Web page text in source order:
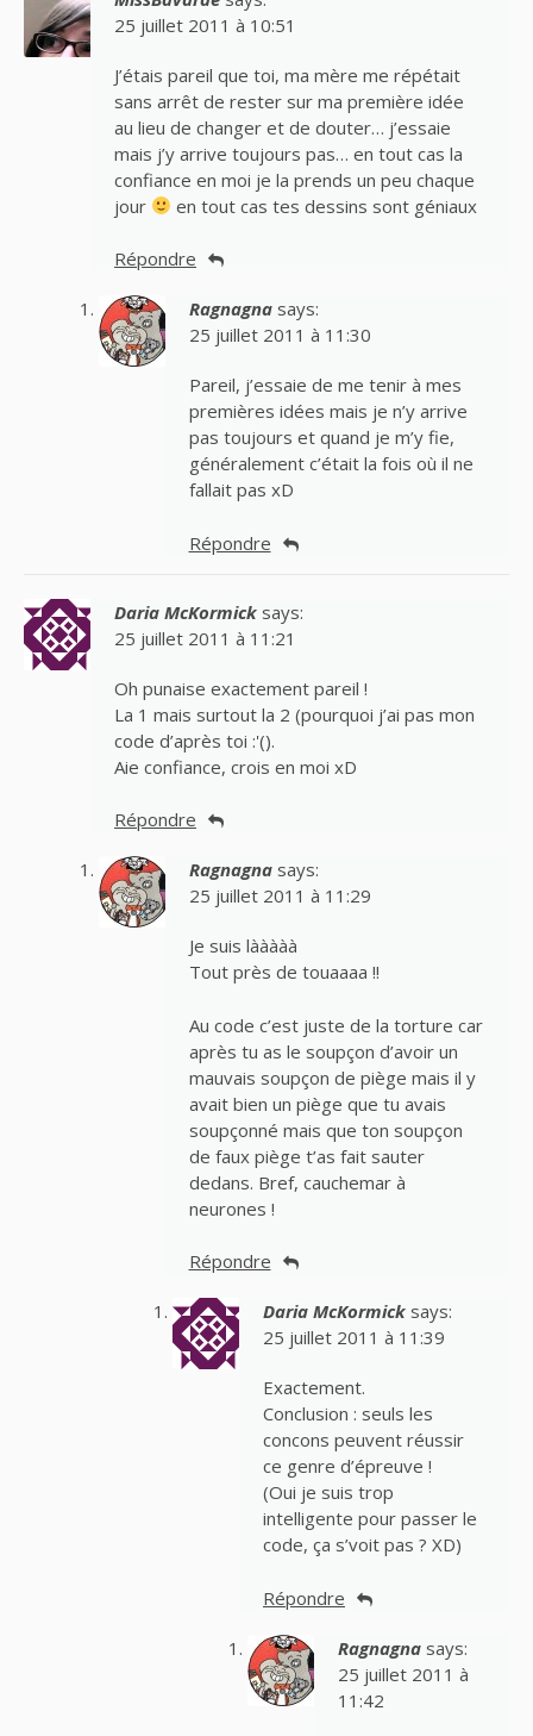
25 juillet 2011 à 10:51
J’étais pareil que toi, ma mère me répétait
sans arrêt de rester sur ma première idée
au lieu de changer et de douter… j’essaie
mais j’y arrive toujours pas… en tout cas la
confiance en moi je la prends un peu chaque
jour
en tout cas tes dessins sont géniaux
Répondre
Ragnagna says:
25 juillet 2011 à 11:30
Pareil, j’essaie de me tenir à mes
premières idées mais je n’y arrive
pas toujours et quand je m’y fie,
généralement c’était la fois où il ne
fallait pas xD
Répondre
Daria McKormick says:
25 juillet 2011 à 11:21
Oh punaise exactement pareil !
La 1 mais surtout la 2 (pourquoi j’ai pas mon
code d’après toi :'().
Aie confiance, crois en moi xD
Répondre
Ragnagna says:
25 juillet 2011 à 11:29
Je suis lààààà
Tout près de touaaaa !!
Au code c’est juste de la torture car
après tu as le soupçon d’avoir un
mauvais soupçon de piège mais il y
avait bien un piège que tu avais
soupçonné mais que ton soupçon
de faux piège t’as fait sauter
dedans. Bref, cauchemar à
neurones !
Répondre
Daria McKormick says:
25 juillet 2011 à 11:39
Exactement.
Conclusion : seuls les
concons peuvent réussir
ce genre d’épreuve !
(Oui je suis trop
intelligente pour passer le
code, ça s’voit pas ? XD)
Répondre
Ragnagna says:
25 juillet 2011 à
11:42